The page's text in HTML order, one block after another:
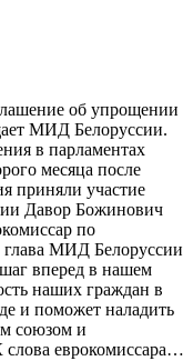
об упрощении
МИД Белоруссии.
в парламентах
месяца после
приняли участие
Давор Божинович
по
МИД Белоруссии
вперед в нашем
наших граждан в
и поможет наладить
союзом и
еврокомиссара…